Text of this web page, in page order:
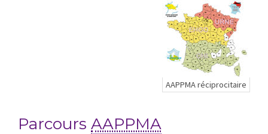
AAPPMA réciprocitaire
Parcours AAPPMA